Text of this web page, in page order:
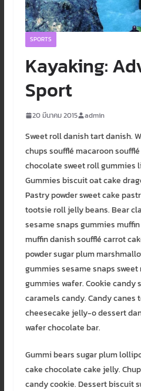
SPORTS
Kayaking:
Sport
20 มีนาคม 2015 admin
Sweet roll danish tart danish.
chups soufflé macaroon
chocolate sweet roll gummies
Gummies biscuit oat cake
Pastry powder sweet cake
tootsie roll jelly beans. Bear
sesame snaps gummies
muffin danish soufflé carrot
powder sugar plum
gummies sesame snaps
gummies wafer. Cookie candy
caramels candy. Candy canes
cheesecake jelly-o dessert
wafer chocolate bar.
Gummi bears sugar plum
cake chocolate cake jelly.
candy cookie. Dessert biscuit